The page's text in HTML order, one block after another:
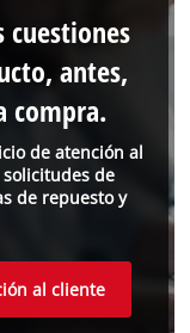
de atención al
de
de repuesto y
cuestiones
antes,
compra.
al cliente